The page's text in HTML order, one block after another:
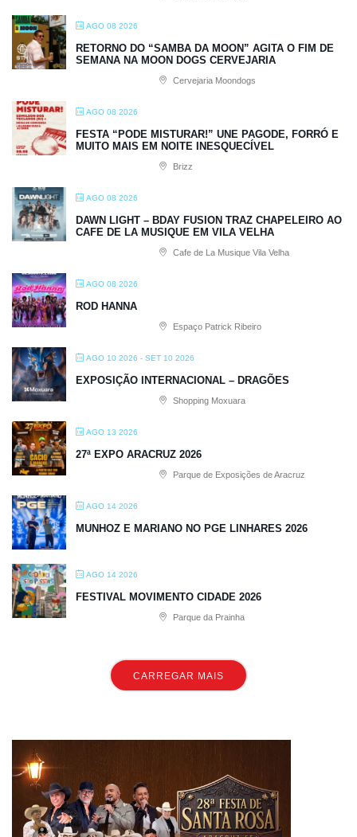
AGO 08 2026
RETORNO DO “SAMBA DA MOON” AGITA O FIM DE
SEMANA NA MOON DOGS CERVEJARIA
Cervejaria Moondogs
AGO 08 2026
FESTA “PODE MISTURAR!” UNE PAGODE, FORRÓ E
MUITO MAIS EM NOITE INESQUECÍVEL
Brizz
AGO 08 2026
DAWN LIGHT – BDAY FUSION TRAZ CHAPELEIRO AO
CAFE DE LA MUSIQUE EM VILA VELHA
Cafe de La Musique Vila Velha
AGO 08 2026
ROD HANNA
Espaço Patrick Ribeiro
AGO 10 2026 - SET 10 2026
EXPOSIÇÃO INTERNACIONAL – DRAGÕES
Shopping Moxuara
AGO 13 2026
27ª EXPO ARACRUZ 2026
Parque de Exposições de Aracruz
AGO 14 2026
MUNHOZ E MARIANO NO PGE LINHARES 2026
AGO 14 2026
FESTIVAL MOVIMENTO CIDADE 2026
Parque da Prainha
CARREGAR MAIS